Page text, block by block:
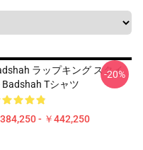
ラップキング スタイ
Badshah Tシャツ
384,250 - ￥442,250
-20%